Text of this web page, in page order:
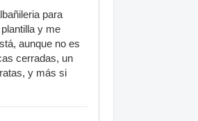
para
y me
aunque no es
cerradas, un
y más si